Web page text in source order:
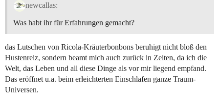
newcallas:
Was habt ihr für Erfahrungen gemacht?
das Lutschen von Ricola-Kräuterbonbons beruhigt nicht bloß den
Hustenreiz, sondern beamt mich auch zurück in Zeiten, da ich die
Welt, das Leben und all diese Dinge als vor mir liegend empfand.
Das eröffnet u.a. beim erleichterten Einschlafen ganze Traum-
Universen.